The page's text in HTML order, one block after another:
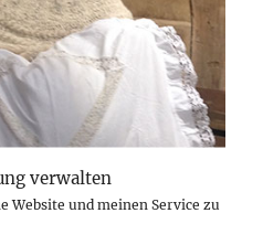
verwalten
Website und meinen Service zu